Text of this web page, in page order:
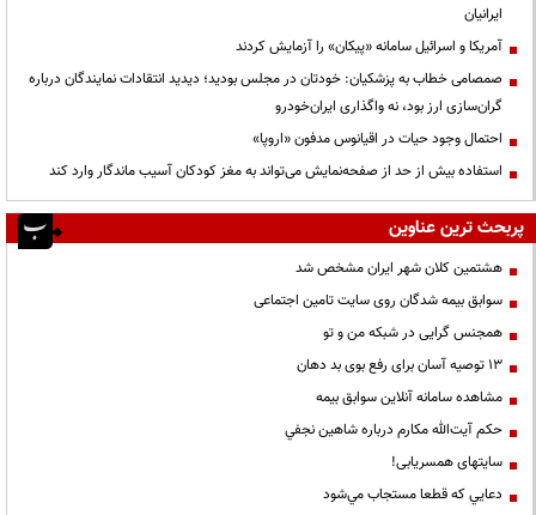
ایرانیان
آمریکا و اسرائیل سامانه «پیکان» را آزمایش کردند
صمصامی خطاب به پزشکیان: خودتان در مجلس بودید؛ دیدید انتقادات نمایندگان درباره
گران‌سازی ارز بود، نه واگذاری ایران‌خودرو
احتمال وجود حیات در اقیانوس مدفون «اروپا»
استفاده بیش از حد از صفحه‌نمایش می‌تواند به مغز کودکان آسیب ماندگار وارد کند
پربحث ترین عناوین
هشتمین کلان شهر ایران مشخص شد
سوابق بیمه شدگان روی سایت تامین اجتماعی
همجنس گرایی در شبکه من و تو
13 توصیه آسان برای رفع بوی بد دهان
مشاهده سامانه آنلاين سوابق بیمه
حكم آيت‌الله مكارم درباره شاهين نجفي
سایتهای همسریابی!
دعايي كه قطعا مستجاب مي‌شود